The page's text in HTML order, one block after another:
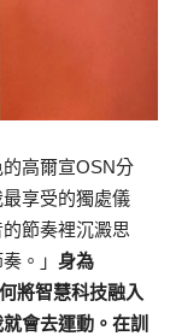
高爾宣OSN分
享受的獨處儀
節奏裡沉澱思
。」 身為
將智慧科技融入
會去運動。在訓